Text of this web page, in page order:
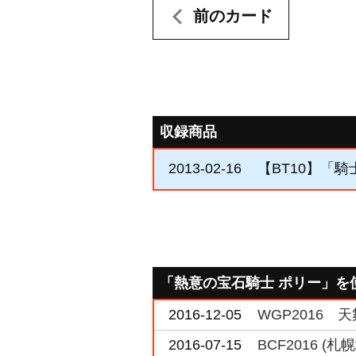
前のカード
収録商品
2013-02-16 【BT10】「
「熱意の宝石騎士 ポリー」
2016-12-05
WGP2016 天
2016-07-15
BCF2016 (札